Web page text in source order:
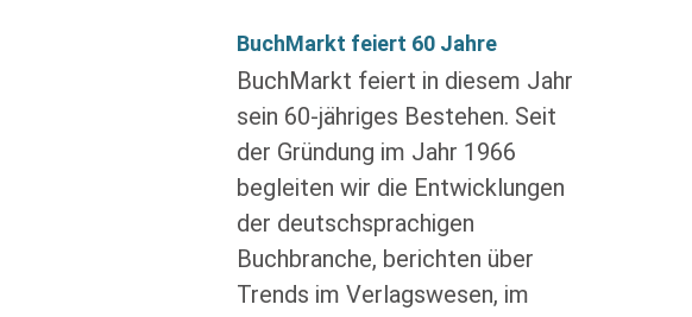
BuchMarkt feiert 60 Jahre
BuchMarkt feiert in diesem Jahr
sein 60-jähriges Bestehen. Seit
der Gründung im Jahr 1966
begleiten wir die Entwicklungen
der deutschsprachigen
Buchbranche, berichten über
Trends im Verlagswesen, im